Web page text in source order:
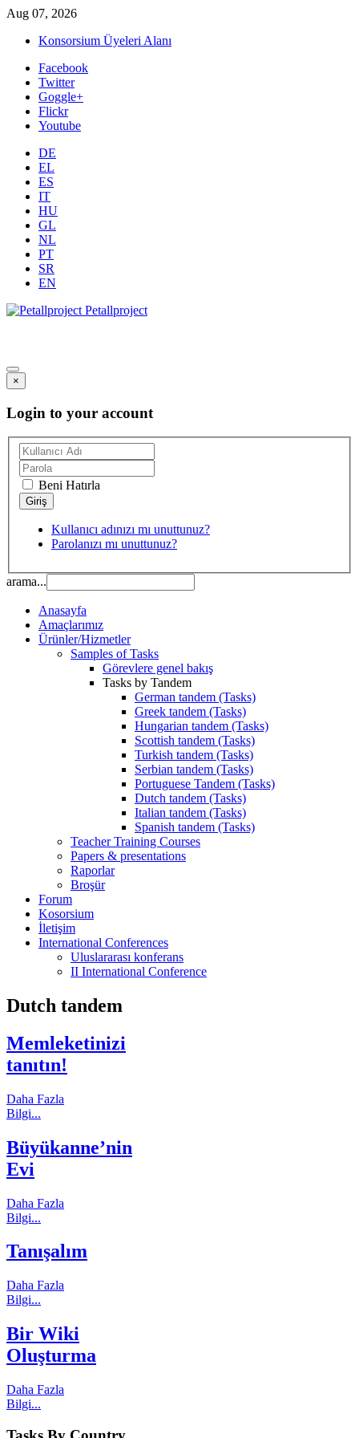
Aug 07, 2026
Konsorsium Üyeleri Alanı
Facebook
Twitter
Goggle+
Flickr
Youtube
DE
EL
ES
IT
HU
GL
NL
PT
SR
EN
Petallproject
×
Login to your account
Beni Hatırla
Kullanıcı adınızı mı unuttunuz?
Parolanızı mı unuttunuz?
arama...
Anasayfa
Amaçlarımız
Ürünler/Hizmetler
Samples of Tasks
Görevlere genel bakış
Tasks by Tandem
German tandem (Tasks)
Greek tandem (Tasks)
Hungarian tandem (Tasks)
Scottish tandem (Tasks)
Turkish tandem (Tasks)
Serbian tandem (Tasks)
Portuguese Tandem (Tasks)
Dutch tandem (Tasks)
Italian tandem (Tasks)
Spanish tandem (Tasks)
Teacher Training Courses
Papers & presentations
Raporlar
Broşür
Forum
Kosorsium
İletişim
International Conferences
Uluslararası konferans
II International Conference
Dutch tandem
Memleketinizi
tanıtın!
Daha Fazla
Bilgi...
Büyükanne’nin
Evi
Daha Fazla
Bilgi...
Tanışalım
Daha Fazla
Bilgi...
Bir Wiki
Oluşturma
Daha Fazla
Bilgi...